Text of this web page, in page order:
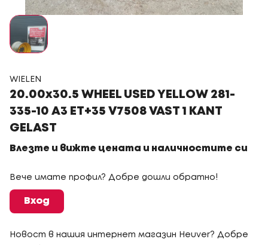
WIELEN
20.00x30.5 WHEEL USED YELLOW 281-
335-10 A3 ET+35 V7508 VAST 1 KANT
GELAST
Влезте и вижте цената и наличностите си
Вече имате профил? Добре дошли обратно!
Вход
Новост в нашия интернет магазин Heuver? Добре